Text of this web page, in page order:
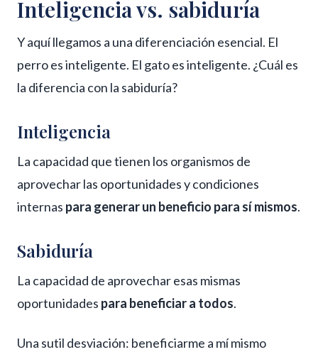
Inteligencia vs. sabiduría
Y aquí llegamos a una diferenciación esencial. El
perro es inteligente. El gato es inteligente. ¿Cuál es
la diferencia con la sabiduría?
Inteligencia
La capacidad que tienen los organismos de
aprovechar las oportunidades y condiciones
internas para generar un beneficio para sí mismos.
Sabiduría
La capacidad de aprovechar esas mismas
oportunidades para beneficiar a todos.
Una sutil desviación: beneficiarme a mí mismo